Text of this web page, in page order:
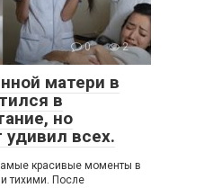
0 2
матери в
в
но
всех.
красивые моменты в
тихими. После